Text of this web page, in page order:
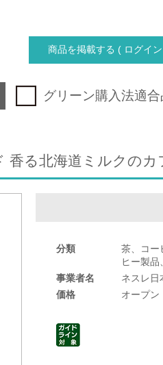
商品を掲載する ( ログイ
グリーン購入法適
香る北海道ミルクのカ
分類
茶、コー
ヒー製品
事業者名
ネスレ日
価格
オープン